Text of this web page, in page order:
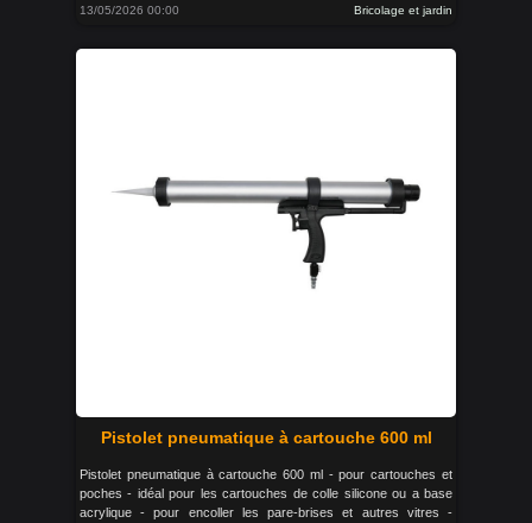
13/05/2026 00:00 Bricolage et jardin
Pistolet pneumatique à cartouche 600 ml
Pistolet pneumatique à cartouche 600 ml - pour cartouches et
poches - idéal pour les cartouches de colle silicone ou a base
acrylique - pour encoller les pare-brises et autres vitres -